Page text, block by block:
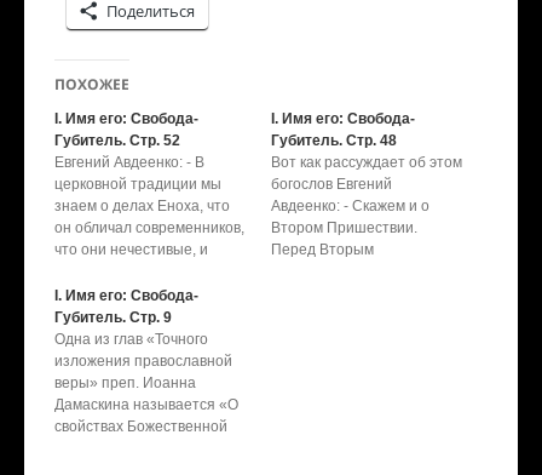
Поделиться
ПОХОЖЕЕ
I. Имя его: Свобода-
Губитель. Стр. 52
Евгений Авдеенко: - В
церковной традиции мы
знаем о делах Еноха, что
он обличал современников,
что они нечестивые, и
грядущем суде. И
сохранились слова Еноха –
их передаёт св. ап. Иуда.
Это его послание есть в
Новом Завете. Он
обращает их против тех,
кто хулит Христа: «Горе им,
I. Имя его: Свобода-
Губитель. Стр. 48
Вот как рассуждает об этом
богослов Евгений
Авдеенко: - Скажем и о
Втором Пришествии.
Перед Вторым
I. Имя его: Свобода-
Губитель. Стр. 9
Одна из глав «Точного
изложения православной
веры» преп. Иоанна
Дамаскина называется «О
свойствах Божественной